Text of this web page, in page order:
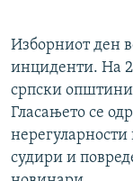
Изборниот ден
инциденти. На
српски општини
Гласањето се
судири и